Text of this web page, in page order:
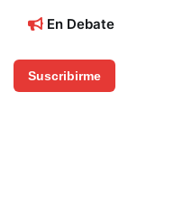
En Debate
Suscribirme